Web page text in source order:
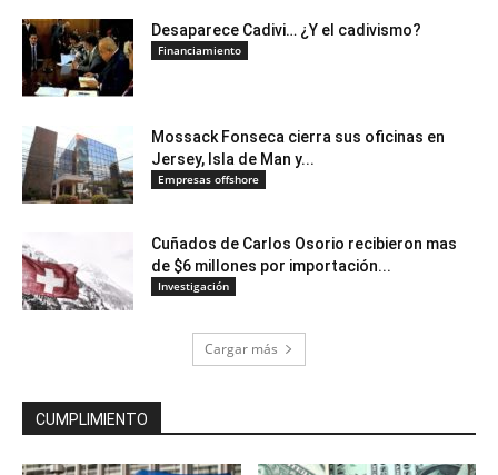
Desaparece Cadivi… ¿Y el cadivismo?
Financiamiento
Mossack Fonseca cierra sus oficinas en
Jersey, Isla de Man y...
Empresas offshore
Cuñados de Carlos Osorio recibieron mas
de $6 millones por importación...
Investigación
Cargar más
CUMPLIMIENTO